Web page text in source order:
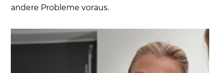
andere Probleme voraus.